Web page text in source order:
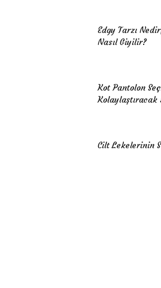
Edgy Tarzı
Nasıl Giyilir?
Kot Pantolon
Kolaylaştıracak
Cilt Lekelerinin